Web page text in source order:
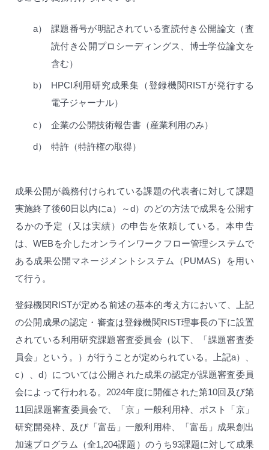
a）
課題番号が明記されている査読付き公開論文（査
読付き公開プロシーディングス、博士学位論文を
含む）
b）
HPCI利用研究成果集（登録機関RISTが発行する
電子ジャーナル）
c） 企業の公開技術報告書（産業利用のみ）
d） 特許（特許権の取得）
成果公開が義務付けられている課題の代表者に対して課題
実施終了後60日以内にa）～d）のどの方法で成果を公開す
るかの予定（又は実績）の申告を依頼している。本申告
は、WEBを介したオンラインワークフロー管理システムで
ある成果公開マネージメントシステム（PUMAS）を用い
て行う。
登録機関RISTが定める前述の基本的考え方において、上記
の公開成果の認定・審査は登録機関RIST理事長の下に設置
されている利用研究課題審査委員会（以下、「課題審査委
員会」という。）が行うことが定められている。上記a）、
c）、d）については公開された成果の認定が課題審査委員
会によって行われる。2024年度に開催された第10回及び第
11回課題審査委員会で、「京」一般利用枠、ポスト「京」
研究開発枠、及び「富岳」一般利用枠、「富岳」成果創出
加速プログラム（全1,204課題）のうち93課題に対して成果